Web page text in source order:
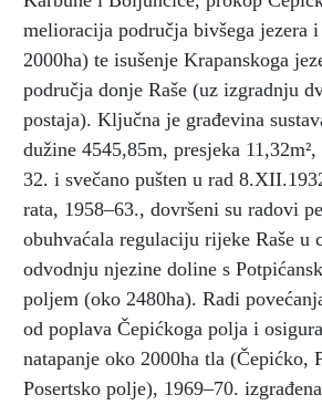
melioracija područja bivšega jezera
2000ha) te isušenje Krapanskoga
područja donje Raše (uz izgradnju
postaja). Ključna je građevina
dužine 4545,85m, presjeka
32. i svečano pušten u rad
rata, 1958–63., dovršeni su radovi
obuhvaćala regulaciju rijeke Raše u
odvodnju njezine doline s
poljem (oko 2480ha). Radi
od poplava Čepićkoga polja i
natapanje oko 2000ha tla (Čepićko,
Posertsko polje), 1969–70.